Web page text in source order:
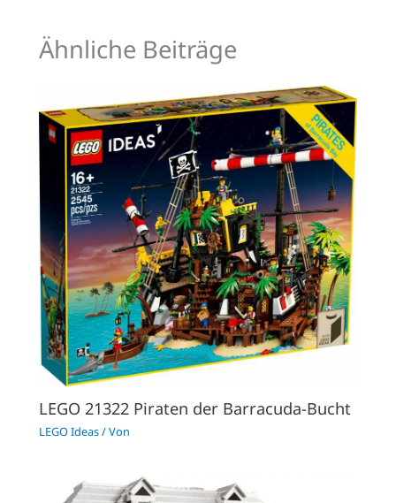
Ähnliche Beiträge
LEGO 21322 Piraten der Barracuda-Bucht
LEGO Ideas/ Von